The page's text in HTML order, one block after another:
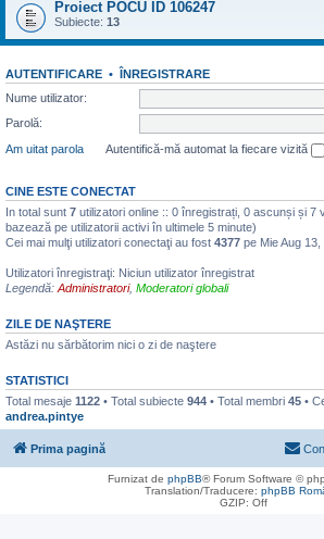
Proiect POCU ID 106247
Subiecte: 13
AUTENTIFICARE • ÎNREGISTRARE
Nume utilizator:
Parolă:
Am uitat parola
Autentifică-mă automat la fiecare vizită
CINE ESTE CONECTAT
In total sunt 7 utilizatori online :: 0 înregistrați, 0 ascunși și 7
bazează pe utilizatorii activi în ultimele 5 minute)
Cei mai mulţi utilizatori conectaţi au fost 4377 pe Mie Aug
Utilizatori înregistraţi: Niciun utilizator înregistrat
Legendă: Administratori, Moderatori globali
ZILE DE NAŞTERE
Astăzi nu sărbătorim nici o zi de naştere
STATISTICI
Total mesaje 1122 • Total subiecte 944 • Total membri 45 •
andrea.pintye
Prima pagină
Furnizat de phpBB® Forum Software ©
Translation/Traducere: phpBB
GZIP: Off